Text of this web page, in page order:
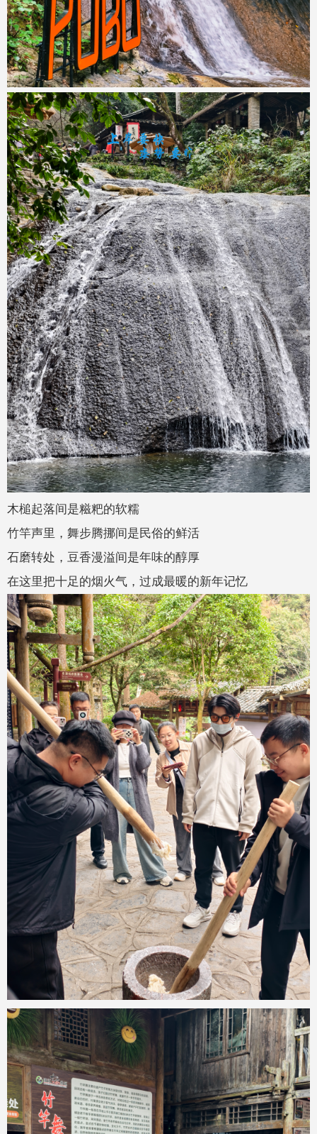
木槌起落间是糍粑的软糯
竹竿声里，舞步腾挪间是民俗的鲜活
石磨转处，豆香漫溢间是年味的醇厚
在这里把十足的烟火气，过成最暖的新年记忆